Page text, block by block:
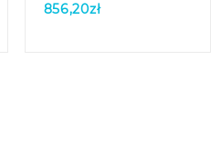
856,20zł